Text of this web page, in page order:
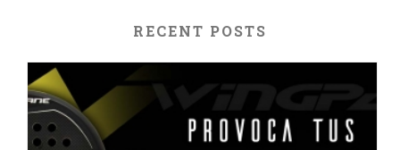
RECENT POSTS